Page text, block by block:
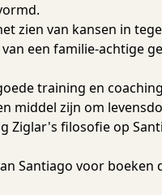
zien van kansen in
een familie-achtige
training en
middel zijn om
Ziglar's filosofie op
Santiago voor